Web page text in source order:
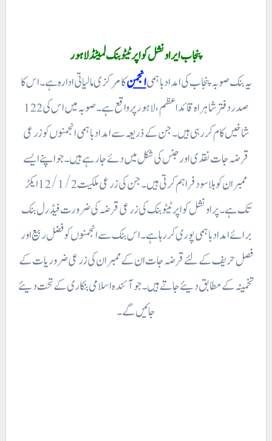
پنجاب ایر اونشل کو اپر ٹیٹو بنک لمیٹڈ لاہور
یہ بنک صوبہ پنجاب کی امداد باہمیانجمنکا مرکزی مالیاتی ادارہ ہے۔ اس کا
صدر دفتر شاہراہ قائد اعظم ، لاہور پر واقع ہے۔ صوبہ میں اس کی 122
شاخیں کام کر رہی ہیں۔ جن کے ذریعہ سے امداد باہمی انجمنوں کو زرعی
قرضہ جات نقدی اور جنس کی شکل میں دئے جا رہے ہیں۔ جو اپنے ایسے
ممبران کو بلا سود فراہم کرتی ہیں۔ جن کی زرعی ملکیت 12/1/2 ایکڑ
تک ہے۔ پراونشل کو اپر ٹیٹو بنک کی زرعی قرضہ کی ضرورت فیڈرل بنک
برائے امداد باہمی پوری کر رہا ہے۔ اس بنک سے انجمنوں کو فضل ربیع اور
فصل حریف کے لئے قرضہ جات ان کے ممبران کی زرعی ضروریات کے
تخمینہ کے مطابق دیئے جاتے ہیں۔ جو آئندہ اسلامی بنکاری کے تحت دیئے
جائیں گے۔